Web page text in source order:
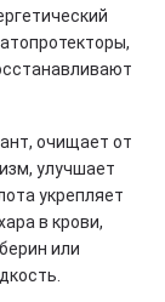
очищает от
улучшает
укрепляет
в крови,
или